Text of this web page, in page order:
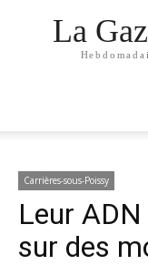
La
Carrières-sous-Poissy
Leur
sur des